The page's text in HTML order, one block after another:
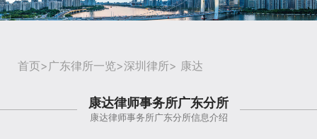
首页> 广东律所一览>深圳律所> 康达
康达律师事务所广东分所
康达律师事务所广东分所信息介绍